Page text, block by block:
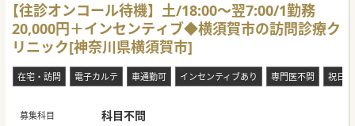
【往診オンコール待機】土/18:00～翌7:00/1勤務
20,000円＋インセンティブ◆横須賀市の訪問診療ク
リニック[神奈川県横須賀市]
在宅・訪問 電子カルテ 車通勤可 インセンティブあり 専門医不問 祝日
募集科目 科目不問